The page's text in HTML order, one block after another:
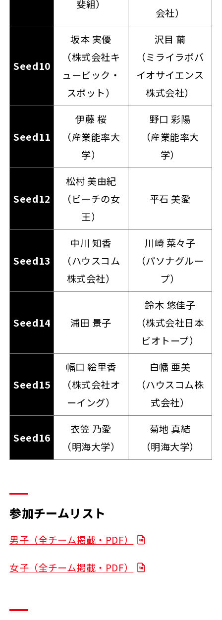
斐組）
会社）
Seed10
坂本 実優
（株式会社キ
ュービック・
スポット）
沢目 繭
（ミライラボバ
イオサイエンス
株式会社）
Seed11
伊藤 桜
（産業能率大
学）
野口 彩陽
（産業能率大
学）
Seed12
松村 美由紀
（ビーチの女
王）
平石 美愛
Seed13
中川 知香
（ハウスコム
株式会社）
川崎 菜々子
（パソナグルー
プ）
Seed14 浦田 景子
鈴木 悠佳子
（株式会社日本
ビオトープ）
Seed15
幅口 絵里香
（株式会社オ
ーイング）
白幡 亜美
（ハウスコム株
式会社）
Seed16
衣笠 乃愛
（明海大学）
菊地 真結
（明海大学）
参加チームリスト
男子（全チーム掲載・PDF）
女子（全チーム掲載・PDF）